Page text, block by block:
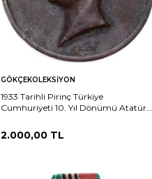
Sepete
Ekle
GÖKÇEKOLEKSIYON
1933 Tarihli Pirinç Türkiye
Cumhuriyeti 10. Yıl Dönümü Atatürk
2.000,00 TL